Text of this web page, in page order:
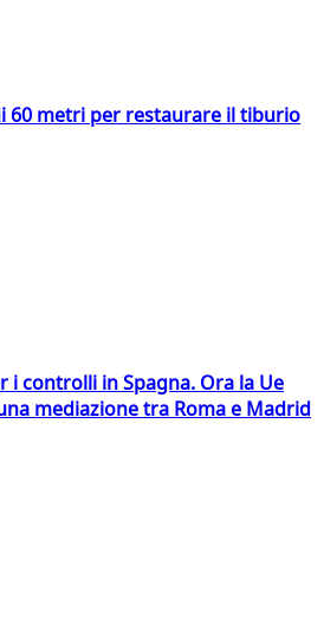
60 metri per restaurare il tiburio
i controlli in Spagna. Ora la Ue
mediazione tra Roma e Madrid